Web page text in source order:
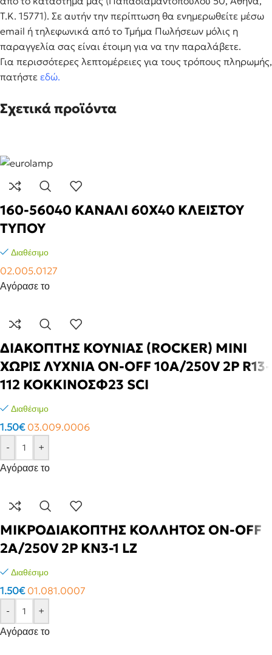
Τ.Κ. 15771). Σε αυτήν την περίπτωση θα ενημερωθείτε μέσω
email ή τηλεφωνικά από το Τμήμα Πωλήσεων μόλις η
παραγγελία σας είναι έτοιμη για να την παραλάβετε.
Για περισσότερες λεπτομέρειες για τους τρόπους πληρωμής,
πατήστε εδώ.
Σχετικά προϊόντα
160-56040 KANAΛI 60X40 KΛEIΣTOY
TYΠOY
Διαθέσιμο
02.005.0127
Αγόρασε το
ΔΙΑΚΟΠΤΗΣ ΚΟΥΝΙΑΣ (ROCKER) MINI
ΧΩΡΙΣ ΛΥΧΝΙΑ ON-OFF 10A/250V 2P R13-
112 ΚΟΚΚΙΝΟΣΦ23 SCI
Διαθέσιμο
1.50€ 03.009.0006
-
+
Αγόρασε το
ΜΙΚΡΟΔΙΑΚΟΠΤΗΣ ΚΟΛΛΗΤΟΣ ON-OFF
2A/250V 2P KN3-1 LZ
Διαθέσιμο
1.50€ 01.081.0007
-
+
Αγόρασε το